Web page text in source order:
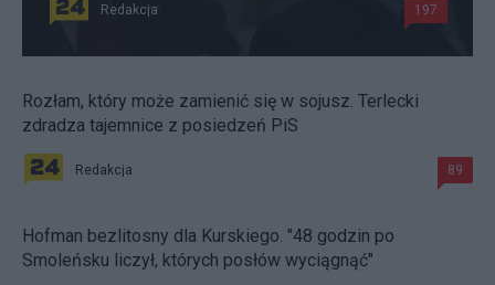
Redakcja 197
Rozłam, który może zamienić się w sojusz. Terlecki
zdradza tajemnice z posiedzeń PiS
Redakcja 89
Hofman bezlitosny dla Kurskiego. "48 godzin po
Smoleńsku liczył, których posłów wyciągnąć"